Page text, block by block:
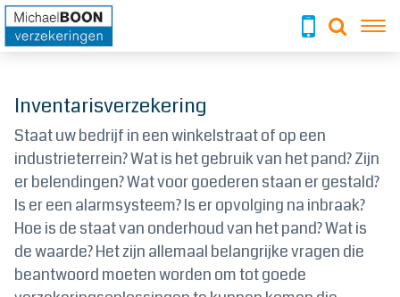
Inventarisverzekering
Staat uw bedrijf in een winkelstraat of op een
industrieterrein? Wat is het gebruik van het pand? Zijn
er belendingen? Wat voor goederen staan er gestald?
Is er een alarmsysteem? Is er opvolging na inbraak?
Hoe is de staat van onderhoud van het pand? Wat is
de waarde? Het zijn allemaal belangrijke vragen die
beantwoord moeten worden om tot goede